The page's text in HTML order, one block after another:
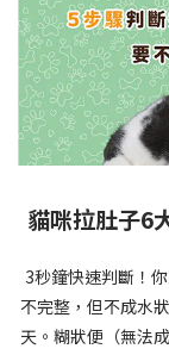
質，有效降低居家
慣，讓家中環境保
建立一種共同語言
應你的指令，不只
位。正向獎勵式訓
創造更和諧的相處
境和刺激，能幫
讓牠們學會如何與
擊行為。這種
salon、寄宿或旅
是教會指令，更
練，你不僅能擁有
貓咪拉肚子6
3秒鐘快速判斷！
不完整，但不成水
天。糊狀便（無法